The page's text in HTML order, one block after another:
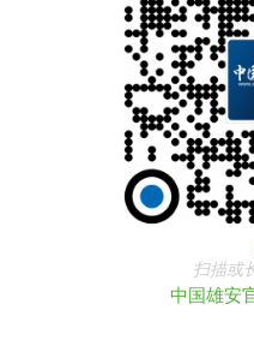
扫描或
中国雄安